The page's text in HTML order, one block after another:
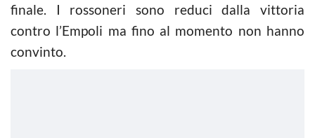
finale. I rossoneri sono reduci dalla vittoria
contro l’Empoli ma fino al momento non hanno
convinto.